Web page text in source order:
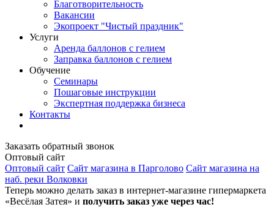
Благотворительность
Вакансии
Экопроект "Чистый праздник"
Услуги
Аренда баллонов с гелием
Заправка баллонов с гелием
Обучение
Семинары
Пошаговые инструкции
Экспертная поддержка бизнеса
Контакты
Заказать обратный звонок
Оптовый сайт
Оптовый сайт Сайт магазина в Парголово Сайт магазина на
наб. реки Волковки
Теперь можно делать заказ в интернет-магазине гипермаркета
«Весёлая Затея» и получить заказ уже через час!